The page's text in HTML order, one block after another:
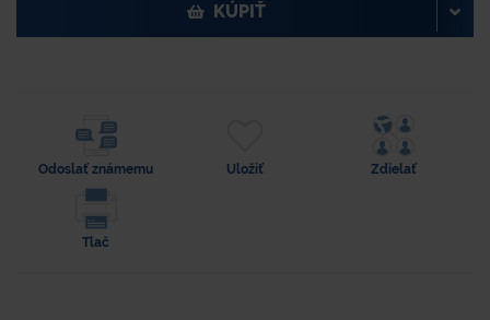
KÚPIŤ
Odoslať známemu Uložiť Zdielať
Tlač